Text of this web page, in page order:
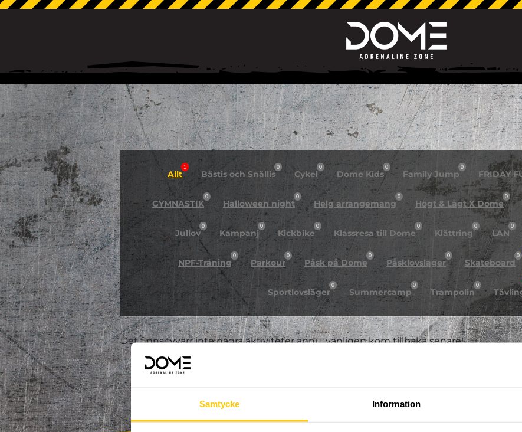
Samtycke Information
Allt
1
Bästis och Snällis
0
Cykel
0
Dome Kids
0
Family Jump
0
FRIDAY
GYMNASTIK
0
Halloween night
0
Helg arrangemang
0
Högt & Lågt X Dome
0
Jullov
0
Kampanj
0
Kickbike
0
Klassresa till Dome
0
Klättring
0
LAN
0
NPF-Träning
0
Parkour
0
Påsk på Dome
0
Påsklovsläger
0
Skateboard
0
Sportlovsläger
0
Summercamp
0
Trampolin
0
Det finns tyvärr inte några aktiviteter ännu, vänligen kom tillbaka senare!